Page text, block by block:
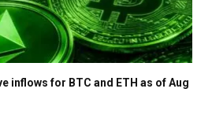
inflows for BTC and ETH as of Aug